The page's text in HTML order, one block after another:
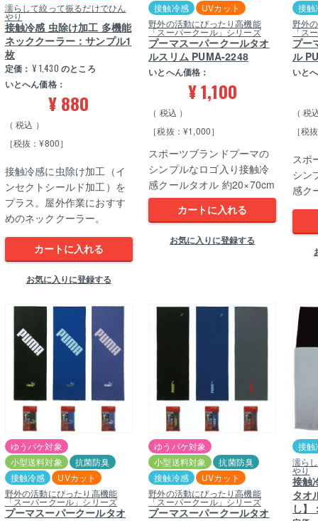
濡らして絞って振るだけでひん
やり
接触冷感 虫除け加工 多機能
ネッククーラー：サンプル1
枚
定価： ¥ 1,430 のところ
いとへん価格：
¥ 880
税込
［税抜：¥800］
接触冷感に虫除け加工（イ
ンセクトシールド加工）を
プラス。屋外作業におすす
めのネッククーラー。
カートに入れる
お気に入りに登録する
接触冷感
UVカット
野外の活動にぴったり高機能
「スーパークール」シリーズ
プーマスーパークールタオ
ルスリム PUMA-2248
いとへん価格：
¥1,100
税込
［税抜：¥1,000］
スポーツブランドプーマの
シンプルなロゴ入り接触冷
感クールタオル 約20×70cm
カートに入れる
お気に入りに登録する
接触
野外
「ス
プー
ル
いと
税
［税
スポ
シン
感ク
ゆうパケ対象
小型送料対象
抗菌防臭
接触冷感
UVカット
野外の活動にぴったり高機能
「スーパークール」シリーズ
プーマスーパークールタオ
ゆうパケ対象
小型送料対象
抗菌防臭
接触冷感
UVカット
野外の活動にぴったり高機能
「スーパークール」シリーズ
プーマスーパークールタオ
接触
濡ら
やり
接触
タオ
し】